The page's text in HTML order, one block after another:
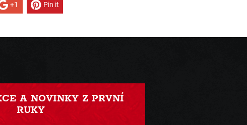
+1 Pin it
A NOVINKY Z PRVNÍ
RUKY